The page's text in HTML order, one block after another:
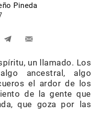
Pineda
un llamado. Los
ancestral, algo
el ardor de los
de la gente que
que goza por las